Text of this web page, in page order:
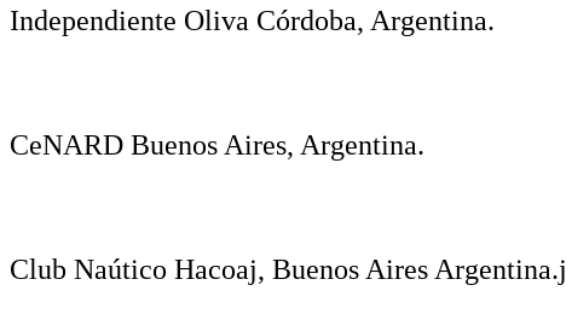
Independiente Oliva Córdoba, Argentina.
CeNARD Buenos Aires, Argentina.
Club Naútico Hacoaj, Buenos Aires Argentina.j